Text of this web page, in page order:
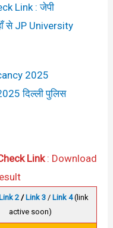
Link : जेपी
से JP University
2025
दिल्ली पुलिस
Link: Download
2 /Link 3 / Link 4(link
active soon)